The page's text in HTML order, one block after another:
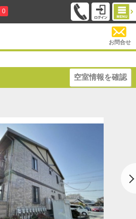
0
お問合せ
空室情報を確認